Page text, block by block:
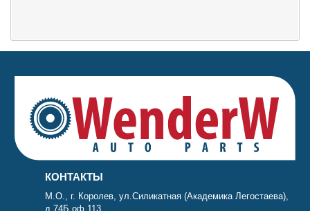
КОНТАКТЫ
М.О., г. Королев, ул.Силикатная (Академика Легостаева),
д.74Б оф.113